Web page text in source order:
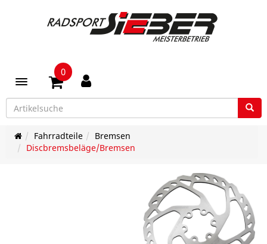
Toggle navigation
0
Fahrradteile
Bremsen
Discbremsbeläge/Bremsen